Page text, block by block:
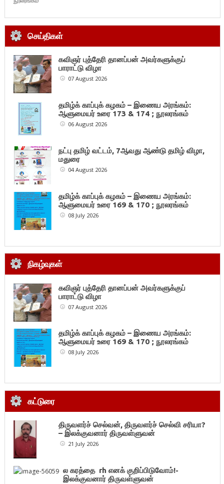
செய்திகள்
கவிஞர் புத்தேரி தானப்பன் அவர்களுக்குப்
பாராட்டு விழா
07 August 2026
தமிழ்க் காப்புக் கழகம் – இணைய அரங்கம்:
ஆளுமையர் உரை 173 & 174 ; நூலரங்கம்
06 August 2026
நட்பு தமிழ் வட்டம், 7ஆவது ஆண்டு தமிழ் விழா,
மதுரை
04 August 2026
தமிழ்க் காப்புக் கழகம் – இணைய அரங்கம்:
ஆளுமையர் உரை 169 & 170 ; நூலரங்கம்
08 July 2026
நிகழ்வுகள்
கவிஞர் புத்தேரி தானப்பன் அவர்களுக்குப்
பாராட்டு விழா
07 August 2026
தமிழ்க் காப்புக் கழகம் – இணைய அரங்கம்:
ஆளுமையர் உரை 169 & 170 ; நூலரங்கம்
08 July 2026
கட்டுரை
திருவளர்ச் செல்வன், திருவளர்ச் செல்வி சரியா?
– இலக்குவனார் திருவள்ளுவன்
21 July 2026
ல கரத்தை rh எனக் குறிப்பிடுவோம்!-
இலக்குவனார் திருவள்ளுவன்